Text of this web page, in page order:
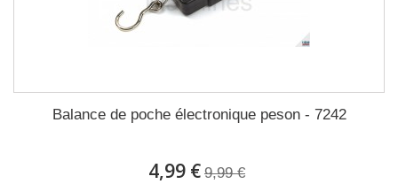
Balance de poche électronique peson - 7242
4,99 € 9,99 €